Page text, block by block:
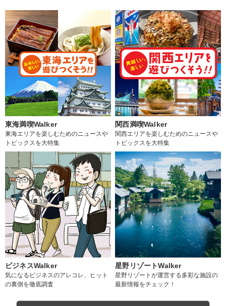
東海満喫Walker
東海エリアを楽しむためのニュースや
トピックスを大特集
関西満喫Walker
関西エリアを楽しむためのニュースや
トピックスを大特集
ビジネスWalker
気になるビジネスのアレコレ、ヒット
の裏側を徹底調査
星野リゾートWalker
星野リゾートが運営する多彩な施設の
最新情報をチェック！